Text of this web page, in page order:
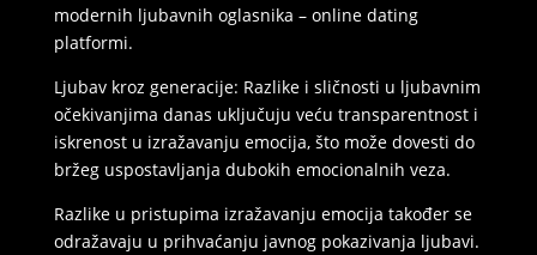
modernih ljubavnih oglasnika – online dating
platformi.
Ljubav kroz generacije: Razlike i sličnosti u ljubavnim
očekivanjima danas uključuju veću transparentnost i
iskrenost u izražavanju emocija, što može dovesti do
bržeg uspostavljanja dubokih emocionalnih veza.
Razlike u pristupima izražavanju emocija također se
odražavaju u prihvaćanju javnog pokazivanja ljubavi.